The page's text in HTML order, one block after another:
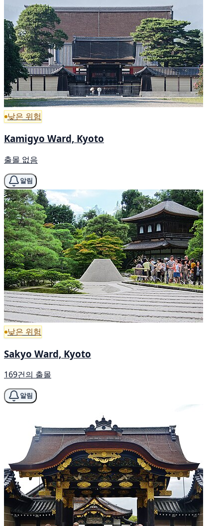
낮은 위험
Kamigyo Ward, Kyoto
출몰 없음
알림
낮은 위험
Sakyo Ward, Kyoto
169건의 출몰
알림